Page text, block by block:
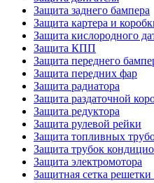
Защита заднего бампера
Защита картера и
Защита кислородного
Защита КПП
Защита переднего
Защита передних фар
Защита радиатора
Защита раздаточной
Защита редуктора
Защита рулевой рейки
Защита топливных
Защита трубок
Защита электромотора
Защитная сетка